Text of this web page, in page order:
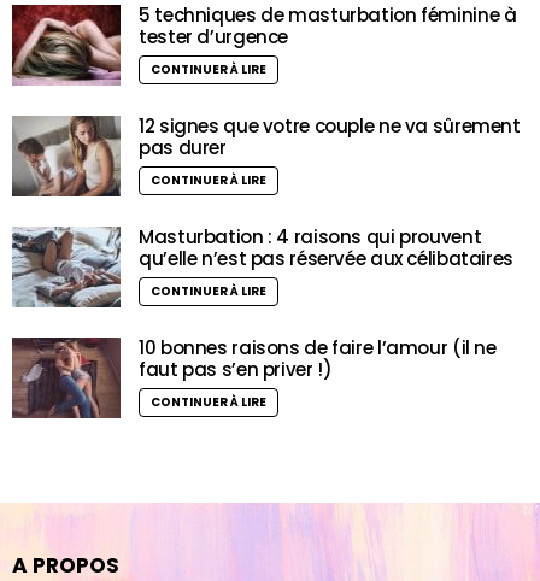
5 techniques de masturbation féminine à
tester d’urgence
CONTINUER À LIRE
12 signes que votre couple ne va sûrement
pas durer
CONTINUER À LIRE
Masturbation : 4 raisons qui prouvent
qu’elle n’est pas réservée aux célibataires
CONTINUER À LIRE
10 bonnes raisons de faire l’amour (il ne
faut pas s’en priver !)
CONTINUER À LIRE
A PROPOS